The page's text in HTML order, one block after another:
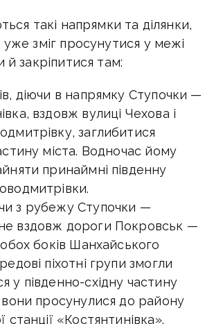
такі напрямки та ділянки,
зміг просунутися у межі
й закріпитися там:
діючи в напрямку Ступочки —
вздовж вулиці Чехова і
заглибитися
міста. Водночас йому
принаймні південну
з рубежу Ступочки —
вздовж дороги Покровськ —
боків Шанхайського
піхотні групи змогли
у південно-східну частину
вони просунулися до району
станції «Костянтинівка».